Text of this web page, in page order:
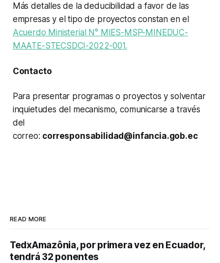
Más detalles de la deducibilidad a favor de las
empresas y el tipo de proyectos constan en el
Acuerdo Ministerial N° MIES-MSP-MINEDUC-
MAATE-STECSDCI-2022-001.
Contacto
Para presentar programas o proyectos y solventar
inquietudes del mecanismo, comunicarse a través
del
correo: corresponsabilidad@infancia.gob.ec
READ MORE
TedxAmazônia, por primera vez en Ecuador,
tendrá 32 ponentes